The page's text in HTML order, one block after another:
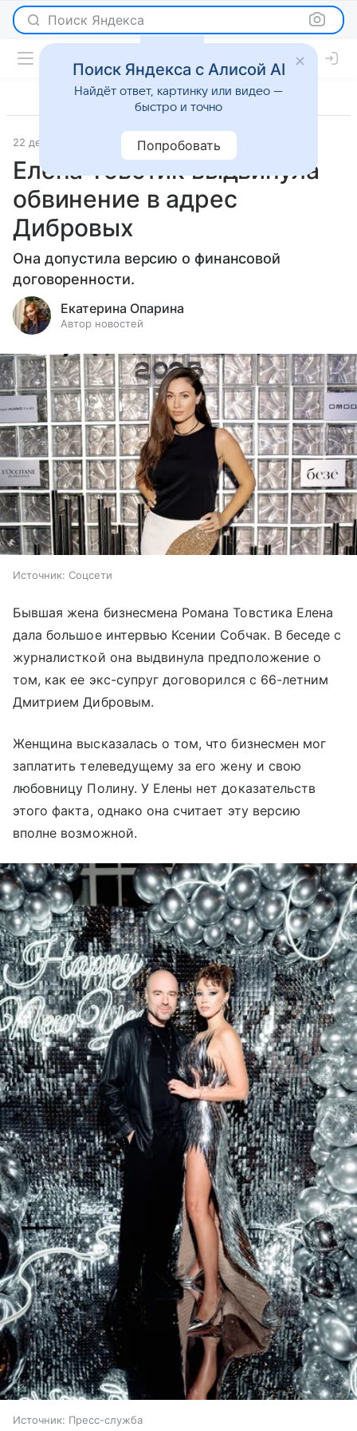
Поиск Яндекса
22 декабря 2025 Леди Mail Светская жизнь
Елена Товстик выдвинула
обвинение в адрес
Дибровых
Она допустила версию о финансовой
договоренности.
Екатерина Опарина
Автор новостей
Источник: Соцсети
Бывшая жена бизнесмена Романа Товстика Елена
дала большое интервью Ксении Собчак. В беседе с
журналисткой она выдвинула предположение о
том, как ее экс-супруг договорился с 66-летним
Дмитрием Дибровым.
Женщина высказалась о том, что бизнесмен мог
заплатить телеведущему за его жену и свою
любовницу Полину. У Елены нет доказательств
этого факта, однако она считает эту версию
вполне возможной.
Источник: Пресс-служба
Поиск Яндекса с Алисой AI
Найдёт ответ, картинку или видео —
быстро и точно
Попробовать